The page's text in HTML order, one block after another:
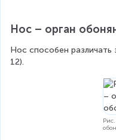
Нос – орган
Нос способен
12).